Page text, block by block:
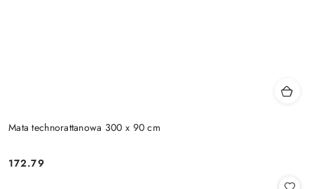
Mata technorattanowa 300 x 90 cm
Cena:
172.79